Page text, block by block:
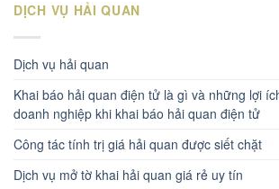
DỊCH VỤ HẢI QUAN
Dịch vụ hải quan
Khai báo hải quan điện tử là gì và những lợi
doanh nghiệp khi khai báo hải quan điện tử
Công tác tính trị giá hải quan được siết chặt
Dịch vụ mở tờ khai hải quan giá rẻ uy tín